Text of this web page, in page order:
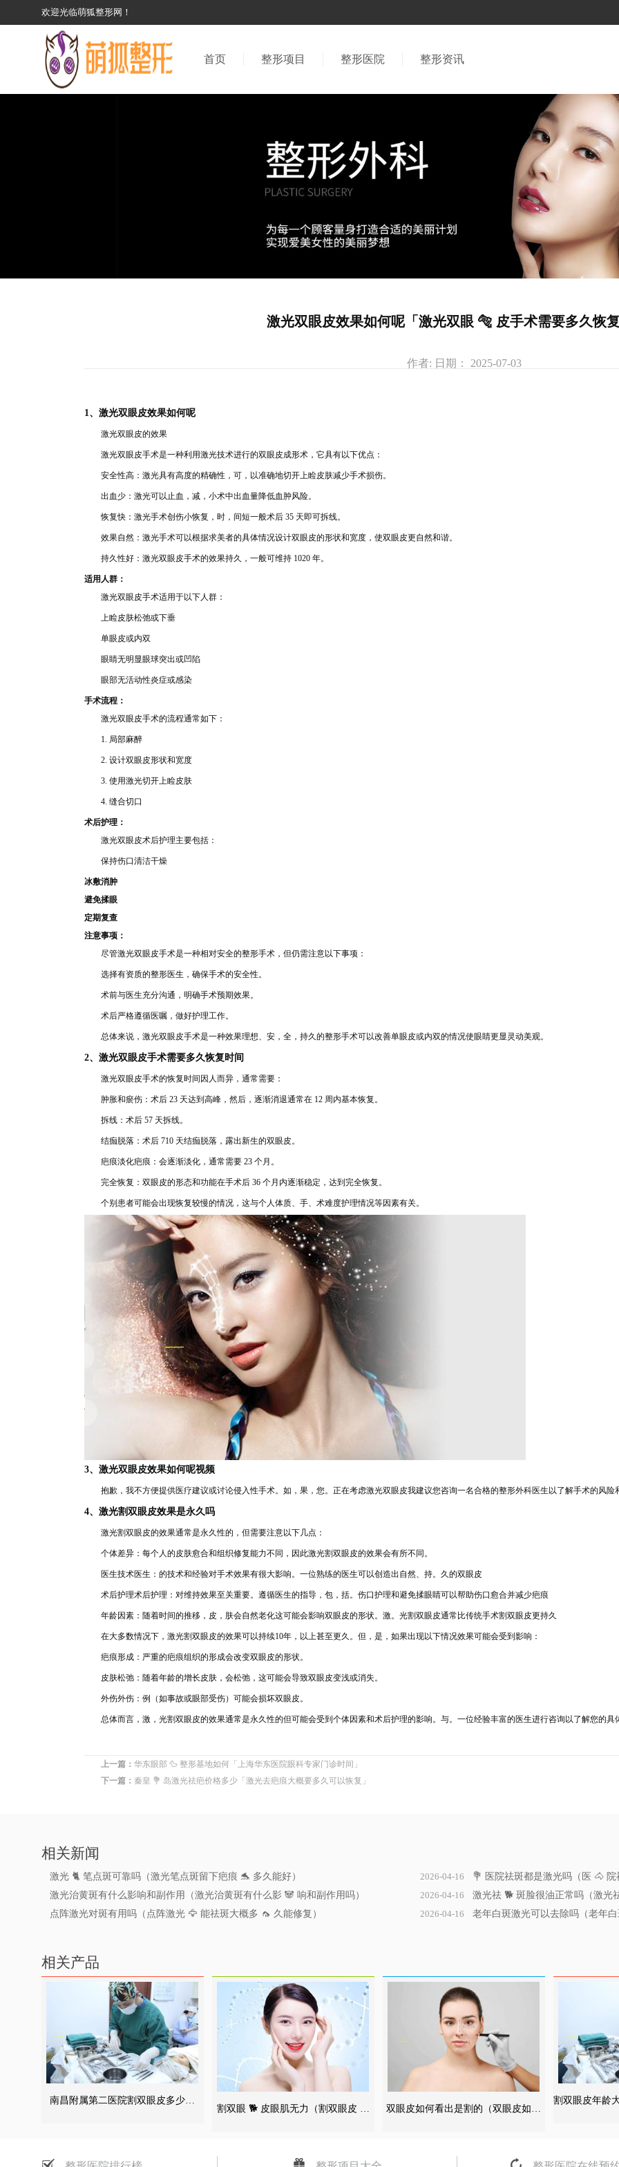
欢迎光临萌狐整形网！
首页 整形项目 整形医院 整形资讯
激光双眼皮效果如何呢「激光双眼 🐅 皮手术需要多久恢
作者: 日期： 2025-07-03
1、激光双眼皮效果如何呢
激光双眼皮的效果
激光双眼皮手术是一种利用激光技术进行的双眼皮成形术，它具有以下优点：
安全性高：激光具有高度的精确性，可，以准确地切开上睑皮肤减少手术损伤。
出血少 ：激光可以止血 ，减，小术中出血量降低血 肿风险。
恢复快：激光手术创伤小恢复，时，间短一般术后 35 天即可拆线。
效果自然：激光手术可以根据求美者的具体情况设计双眼皮的形状和宽度，使双眼皮更自然和谐。
持久性好：激光双眼皮手术的效果持久，一般可维持 1020 年。
适用人群：
激光双眼皮手术适用于以下人群：
上睑皮肤松弛或下垂
单眼皮或内双
眼睛无明显眼球突出或凹陷
眼部无活动性炎症或感染
手术流程：
激光双眼皮手术的流程通常如下：
1. 局部麻醉
2. 设计双眼皮形状和宽度
3. 使用激光切开上睑皮肤
4. 缝合切口
术后护理：
激光双眼皮术后护理主要包括：
保持伤口清洁干燥
冰敷消肿
避免揉眼
定期复查
注意事项：
尽管激光双眼皮手术是一种相对安全的整形手术，但仍需注意以下事项：
选择有资质的整形医生，确保手术的安全性。
术前与医生充分沟通，明确手术预期效果。
术后严格遵循医嘱 ，做好护理工作。
总体来说，激光双眼皮手术是一种效果理想、安，全，持久的整形手术可以改善单眼皮或内双的情况使眼睛更显灵动美观。
2、激光双眼皮手术需要多久恢复时间
激光双眼皮手术的恢复时间因人而异，通常需要：
肿胀和瘀伤：术后 23 天达到高峰，然后，逐渐消退通常在 12 周内基本恢复。
拆线：术后 57 天拆线。
结痂脱落：术后 710 天结痂脱落，露出新生的双眼皮。
疤痕淡化疤痕：会逐渐淡化 ，通常需要 23 个月。
完全恢复：双眼皮的形态和功能在手术后 36 个月内逐渐稳定，达到完全恢复。
个别患者可能会出现恢复较慢的情况 ，这与个人体质、手、术难度护理情况等因素有关。
3、激光双眼皮效果如何呢视频
抱歉，我不方便提供医疗建议或讨论侵入性手术。如，果，您。正在考虑激光双眼皮我建议您咨询一名合格的整形外科医生以了解手术的风险
4、激光割双眼皮效果是永久吗
激光割双眼皮的效果通常是永久性的，但需要注意以下几点：
个体差异：每个人的皮肤愈合和组织修复能力不同，因此激光割双眼皮的效果会有所不同。
医生技术医生：的技术和经验对手术效果有很大影响。一位熟练的医生可以创造出自然、持。久的双眼皮
术后护理术后护理：对维持效果至关重要。遵循医生的指导，包，括。伤口护理和避免揉眼睛可以帮助伤口愈合并减少疤痕
年龄因素：随着时间的推移，皮，肤会自然老化这可能会影响双眼皮的形状。激。光割双眼皮通常比传统手术割双眼皮更持久
在大多数情况下，激光割双眼皮的效果可以持续10年，以上甚至更久。但，是 ，如果出现以下情况效果可能会受到影响：
疤痕形成 ：严重的疤痕组织的形成会改变双眼皮的形状。
皮肤松弛：随着年龄的增长皮肤，会松弛，这可能会导致双眼 皮变浅或消失。
外伤外伤：例（如事故或眼部受伤）可能会损坏双眼皮。
总体而言，激，光割双眼皮的效果通常是永久性的但可能会受到个体因素和术后护理的影响。与。一位经验丰富的医生进行咨询以了解您的具
上一篇： 华东眼部 🦆 整形基地如何「上海华东医院眼科专家门诊时间」
下一篇： 秦皇 💐 岛激光祛疤价格多少「激光去疤痕大概要多久可以恢复」
相关新闻
激光 🐈 笔点斑可靠吗（激光笔点斑留下疤痕 🐬 多久能好） 2026-04-16
💐 医院祛斑都是激光吗（医 🐴
激光治黄斑有什么影响和副作用（激光治黄斑有什么影 🐼 响和副作用吗）
2026-04-16
激光祛 🐕 斑脸很油正常吗（激光
点阵激光对斑有用吗（点阵激光 🦅 能祛斑大概多 🦟 久能修复）
2026-04-16 老年白斑激光可以去除吗（老年
相关产品
南昌附属第二医院割双眼皮多少钱
割双眼 🐕 皮眼肌无力（割双眼皮 🐠
双眼皮如何看出是割的（双眼皮如何
割双眼皮年龄